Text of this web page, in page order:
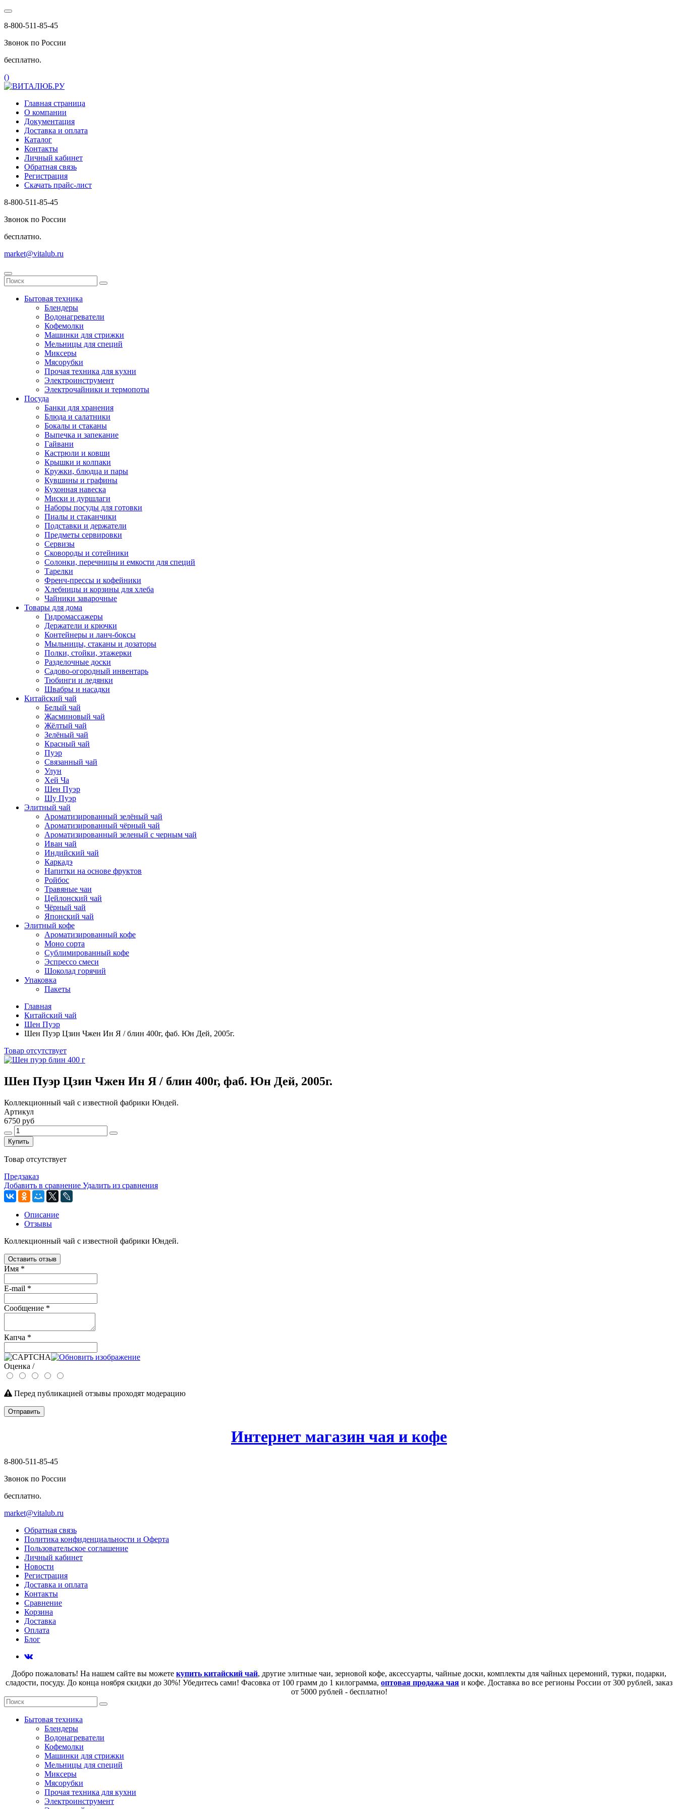
8-800-511-85-45
Звонок по России
бесплатно.
()
Главная страница
О компании
Документация
Доставка и оплата
Каталог
Контакты
Личный кабинет
Обратная связь
Регистрация
Скачать прайс-лист
8-800-511-85-45
Звонок по России
бесплатно.
market@vitalub.ru
Бытовая техника
Блендеры
Водонагреватели
Кофемолки
Машинки для стрижки
Мельницы для специй
Миксеры
Мясорубки
Прочая техника для кухни
Электроинструмент
Электрочайники и термопоты
Посуда
Банки для хранения
Блюда и салатники
Бокалы и стаканы
Выпечка и запекание
Гайвани
Кастрюли и ковши
Крышки и колпаки
Кружки, блюдца и пары
Кувшины и графины
Кухонная навеска
Миски и дуршлаги
Наборы посуды для готовки
Пиалы и стаканчики
Подставки и держатели
Предметы сервировки
Сервизы
Сковороды и сотейники
Солонки, перечницы и емкости для специй
Тарелки
Френч-прессы и кофейники
Хлебницы и корзины для хлеба
Чайники заварочные
Товары для дома
Гидромассажеры
Держатели и крючки
Контейнеры и ланч-боксы
Мыльницы, стаканы и дозаторы
Полки, стойки, этажерки
Разделочные доски
Садово-огородный инвентарь
Тюбинги и ледянки
Швабры и насадки
Китайский чай
Белый чай
Жасминовый чай
Жёлтый чай
Зелёный чай
Красный чай
Пуэр
Связанный чай
Улун
Хей Ча
Шен Пуэр
Шу Пуэр
Элитный чай
Ароматизированный зелёный чай
Ароматизированный чёрный чай
Ароматизированный зеленый с черным чай
Иван чай
Индийский чай
Каркадэ
Напитки на основе фруктов
Ройбос
Травяные чаи
Цейлонский чай
Чёрный чай
Японский чай
Элитный кофе
Ароматизированный кофе
Моно сорта
Сублимированный кофе
Эспрессо смеси
Шоколад горячий
Упаковка
Пакеты
Главная
Китайский чай
Шен Пуэр
Шен Пуэр Цзин Чжен Ин Я / блин 400г, фаб. Юн Дей, 2005г.
Товар отсутствует
Шен Пуэр Цзин Чжен Ин Я / блин 400г, фаб. Юн Дей, 2005г.
Коллекционный чай с известной фабрики Юндей.
Артикул
6750 руб
Купить
Товар отсутствует
Предзаказ
Добавить в сравнение Удалить из сравнения
Описание
Отзывы
Коллекционный чай с известной фабрики Юндей.
Оставить отзыв
Имя *
E-mail *
Сообщение *
Капча *
Оценка /
Перед публикацией отзывы проходят модерацию
Отправить
Интернет магазин чая и кофе
8-800-511-85-45
Звонок по России
бесплатно.
market@vitalub.ru
Обратная связь
Политика конфиденциальности и Оферта
Пользовательское соглашение
Личный кабинет
Новости
Регистрация
Доставка и оплата
Контакты
Сравнение
Корзина
Доставка
Оплата
Блог
Добро пожаловать! На нашем сайте вы можете купить китайский чай, другие элитные чаи, зерновой кофе, аксессуарты, чайные доски, комплекты для чайных церемоний, турки, подарки,
сладости, посуду. До конца ноября скидки до 30%! Убедитесь сами! Фасовка от 100 грамм до 1 килограмма, оптовая продажа чая и кофе. Доставка во все регионы России от 300 рублей, заказ
от 5000 рублей - бесплатно!
Бытовая техника
Блендеры
Водонагреватели
Кофемолки
Машинки для стрижки
Мельницы для специй
Миксеры
Мясорубки
Прочая техника для кухни
Электроинструмент